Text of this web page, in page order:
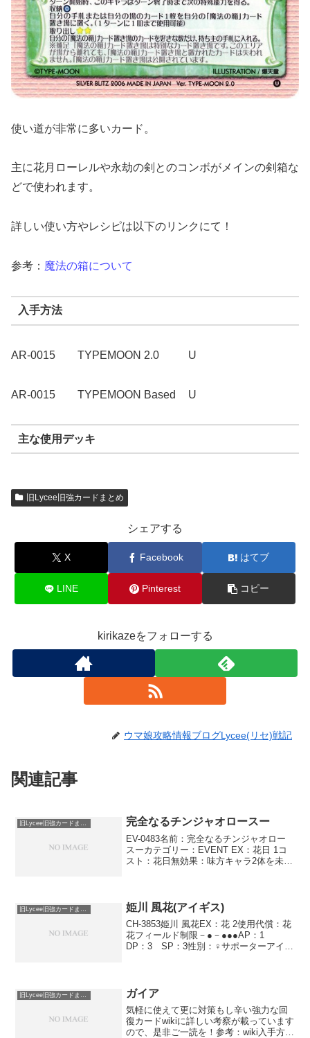
使い道が非常に多いカード。
主に花月ローレルや永劫の剣とのコンボがメインの剣箱な
どで使われます。
詳しい使い方やレシピは以下のリンクにて！
参考： 魔法の箱について
入手方法
AR-0015 TYPEMOON 2.0 U
AR-0015 TYPEMOON Based U
主な使用デッキ
旧Lycee旧強カードまとめ
シェアする
X Facebook はてブ
LINE Pinterest コピー
kirikazeをフォローする
ウマ娘攻略情報ブログLycee(リセ)戦記
関連記事
旧Lycee旧強カードまとめ 完全なるチンジャオロースー
EV-0483名前：完全なるチンジャオロー
スーカテゴリー：EVENT EX：花日 1コ
スト：花日無効果：味方キャラ2体を未行
姫川 風花(アイギス)
CH-3853姫川 風花EX：花 2使用代償：花
花フィールド制限－●－●●●AP：1
DP：3 SP：3性別：♀サポーターアイギ
を中...
ガイア
気軽に使えて更に対策もし辛い強力な回
復カードwikiに詳しい考察が載っています
ので、是非ご一読を！参考：wiki入手方法